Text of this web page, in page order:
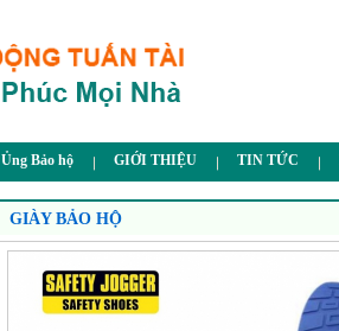
Ủng Bảo hộ GIỚI THIỆU TIN TỨC
GIÀY BẢO HỘ